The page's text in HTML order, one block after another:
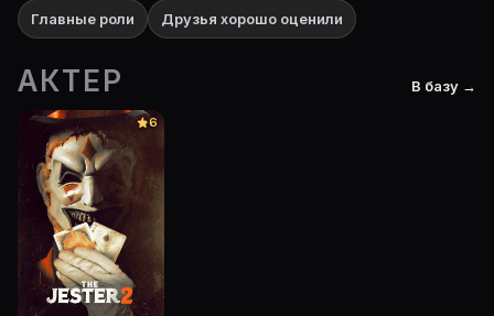
Главные роли Друзья хорошо оценили
АКТЕР В базу →
6